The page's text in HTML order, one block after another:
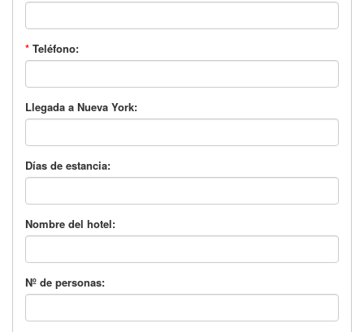
* Teléfono:
Llegada a Nueva York:
Días de estancia:
Nombre del hotel:
Nº de personas: